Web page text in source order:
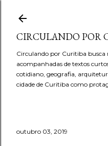
CIRCULANDO POR
Circulando por Curitiba busca
acompanhadas de textos
cotidiano, geografia,
cidade de Curitiba como
outubro 03, 2019